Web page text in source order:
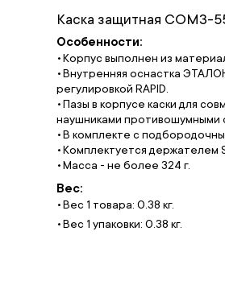
Каска защитная СОМЗ-
Особенности:
Корпус выполнен из
Внутренняя оснастка
регулировкой RAPID.
Пазы в корпусе каски для
наушниками противошумными
В комплекте с
Комплектуется держателем
Масса - не более 324 г.
Вес:
Вес 1 товара: 0.38 кг.
Вес 1 упаковки: 0.38 кг.